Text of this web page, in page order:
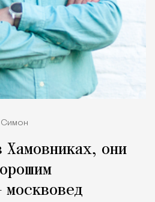
Симон
Хамовниках, они
москвовед